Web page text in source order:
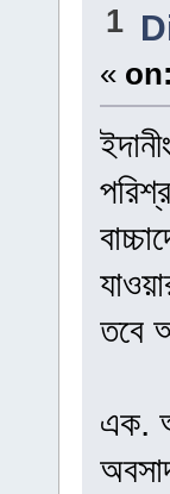
1
« on:
তবে
এক.